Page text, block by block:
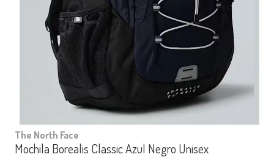
The North Face
Mochila Borealis Classic Azul Negro Unisex